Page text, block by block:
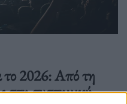
2026: Από τη
στη συστημική